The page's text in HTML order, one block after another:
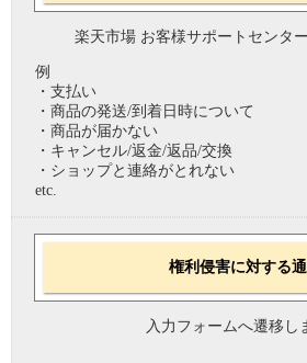
楽天市場 お客様サポートセンタ
例
・支払い
・商品の発送/到着日時について
・商品が届かない
・キャンセル/返金/返品/交換
・ショップと連絡がとれない
etc.
権利侵害に対する
入力フォームへ遷移し